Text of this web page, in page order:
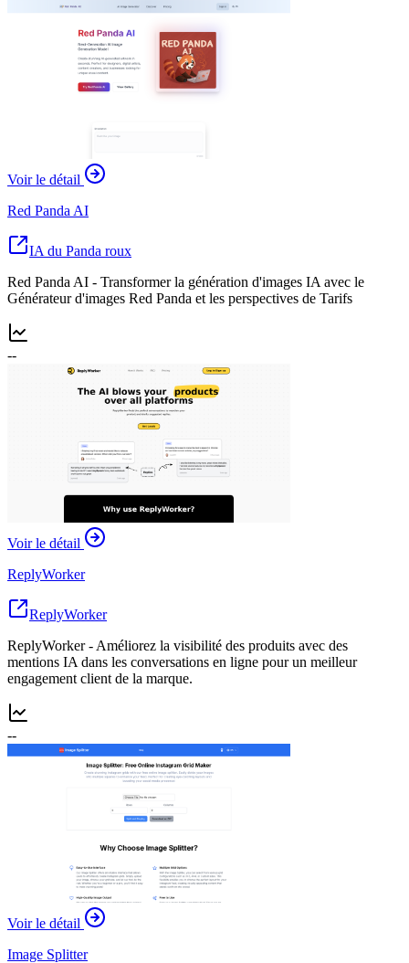
Voir le détail
Red Panda AI
IA du Panda roux
Red Panda AI - Transformer la génération d'images IA avec le
Générateur d'images Red Panda et les perspectives de Tarifs
--
Voir le détail
ReplyWorker
ReplyWorker
ReplyWorker - Améliorez la visibilité des produits avec des
mentions IA dans les conversations en ligne pour un meilleur
engagement client de la marque.
--
Voir le détail
Image Splitter